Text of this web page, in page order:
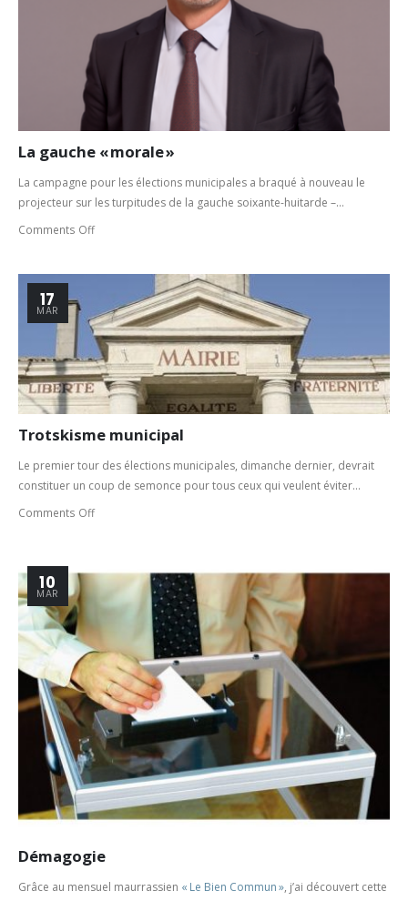
La gauche « morale »
La campagne pour les élections municipales a braqué à nouveau le
projecteur sur les turpitudes de la gauche soixante-huitarde –...
Comments Off
17
MAR
Trotskisme municipal
Le premier tour des élections municipales, dimanche der­nier, devrait
constituer un coup de semonce pour tous ceux qui veulent éviter...
Comments Off
10
MAR
Démagogie
Grâce au mensuel maurrassien « Le Bien Commun », j’ai découvert cette